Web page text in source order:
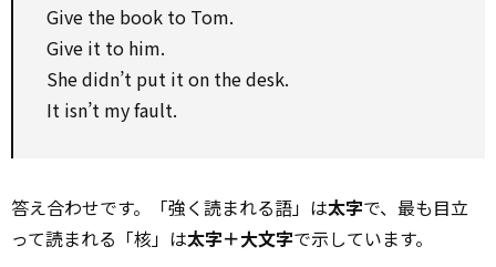
Give the book to Tom.
Give it to him.
She didn’t put it on the desk.
It isn’t my fault.
答え合わせです。「強く読まれる語」は太字で、最も目立
って読まれる「核」は太字＋大文字で示しています。